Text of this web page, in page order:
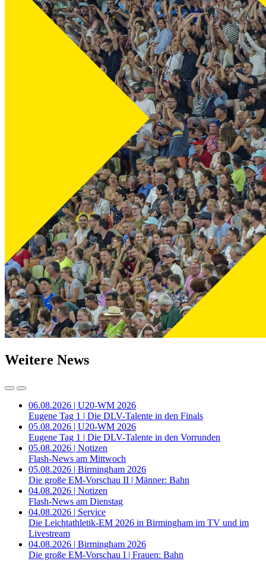
Weitere News
06.08.2026 | U20-WM 2026
Eugene Tag 1 | Die DLV-Talente in den Finals
05.08.2026 | U20-WM 2026
Eugene Tag 1 | Die DLV-Talente in den Vorrunden
05.08.2026 | Notizen
Flash-News am Mittwoch
05.08.2026 | Birmingham 2026
Die große EM-Vorschau II | Männer: Bahn
04.08.2026 | Notizen
Flash-News am Dienstag
04.08.2026 | Service
Die Leichtathletik-EM 2026 in Birmingham im TV und im
Livestream
04.08.2026 | Birmingham 2026
Die große EM-Vorschau I | Frauen: Bahn